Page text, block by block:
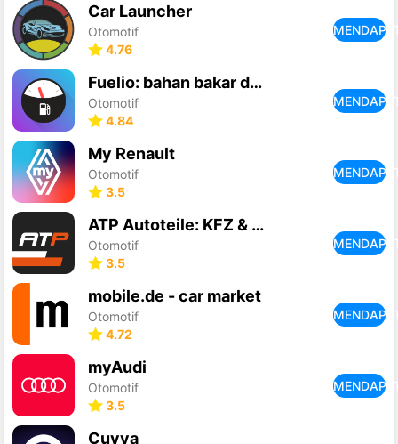
Car Launcher
Otomotif
4.76
Fuelio: bahan bakar dan biaya
Otomotif
4.84
My Renault
Otomotif
3.5
ATP Autoteile: KFZ & PKW Teile
Otomotif
3.5
mobile.de - car market
Otomotif
4.72
myAudi
Otomotif
3.5
Cuvva